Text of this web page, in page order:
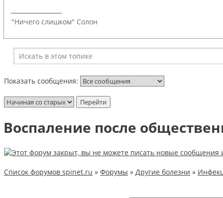
"Ничего слишком" Солон
Показать сообщения:
Воспаление после
Список форумов spinet.ru » Форумы » Другие болезни »